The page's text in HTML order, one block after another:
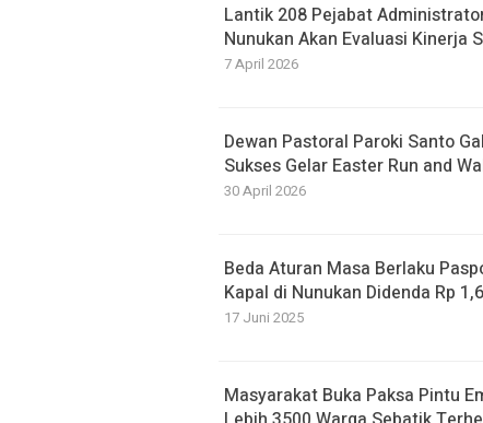
Lantik 208 Pejabat
Nunukan Akan Evaluasi Kinerja
7 April 2026
Dewan Pastoral Paroki Santo
Sukses Gelar Easter Run and
30 April 2026
Beda Aturan Masa Berlaku
Kapal di Nunukan Didenda Rp
17 Juni 2025
Masyarakat Buka Paksa Pintu